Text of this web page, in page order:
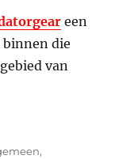
een
binnen die
van
van Goor
,